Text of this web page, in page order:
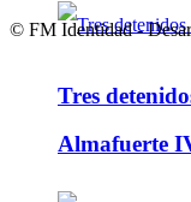
Tres
Almafuerte
© FM Identidad -